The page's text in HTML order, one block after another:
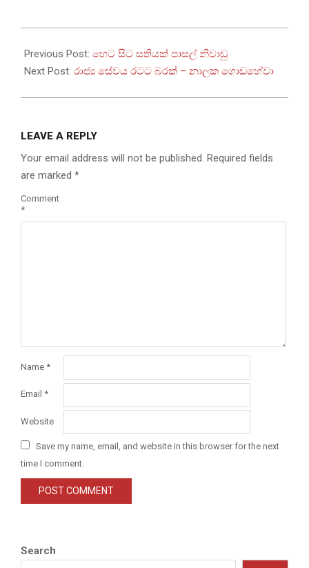
07-
03
Previous Post: හෙට සිට සතියක් පාසල් නිවාඩු
Next Post: රාජ්‍ය සේවය රටට බරක් – නාලක ගොඩහේවා
LEAVE A REPLY
Your email address will not be published. Required fields
are marked *
Comment
*
Name *
Email *
Website
Save my name, email, and website in this browser for the next
time I comment.
Search